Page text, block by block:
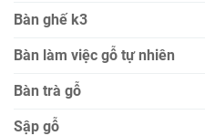
Bàn ghế k3
Bàn làm việc gỗ tự nhiên
Bàn trà gỗ
Sập gỗ